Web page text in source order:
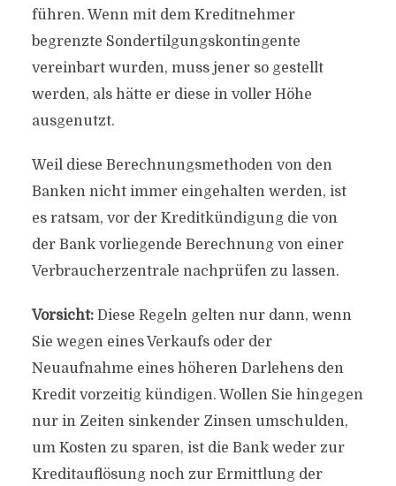
führen. Wenn mit dem Kreditnehmer
begrenzte Sondertilgungskontingente
vereinbart wurden, muss jener so gestellt
werden, als hätte er diese in voller Höhe
ausgenutzt.
Weil diese Berechnungsmethoden von den
Banken nicht immer eingehalten werden, ist
es ratsam, vor der Kreditkündigung die von
der Bank vorliegende Berechnung von einer
Verbraucherzentrale nachprüfen zu lassen.
Vorsicht:Diese Regeln gelten nur dann, wenn
Sie wegen eines Verkaufs oder der
Neuaufnahme eines höheren Darlehens den
Kredit vorzeitig kündigen. Wollen Sie hingegen
nur in Zeiten sinkender Zinsen umschulden,
um Kosten zu sparen, ist die Bank weder zur
Kreditauflösung noch zur Ermittlung der